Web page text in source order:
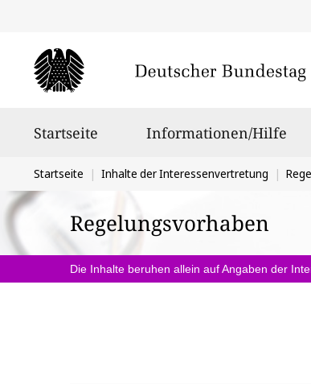
Startseite Informationen/Hilfe
Sie
befinden
sich
hier:
Startseite Inhalte der Interessenvertretung
Regelungsvorhaben
Die Inhalte beruhen allein auf Angaben der